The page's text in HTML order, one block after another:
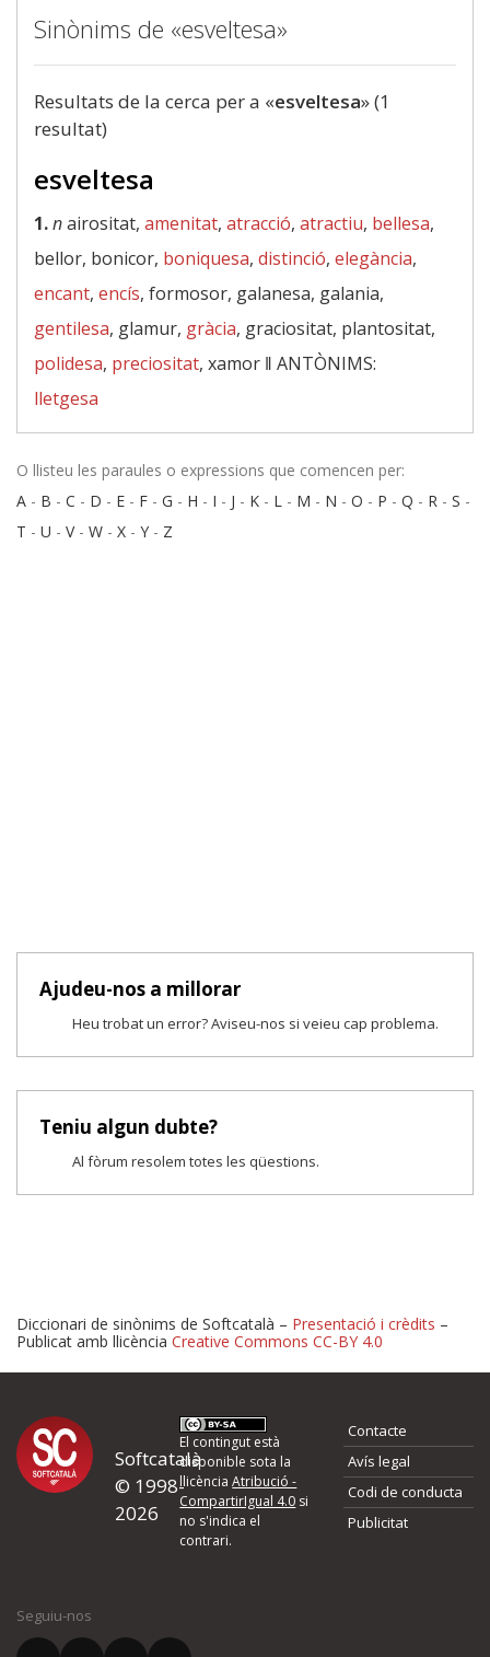
Sinònims de «esveltesa»
Resultats de la cerca per a «esveltesa» (1
resultat)
esveltesa
1.nairositat, amenitat, atracció, atractiu, bellesa,
bellor, bonicor, boniquesa, distinció, elegància,
encant, encís, formosor, galanesa, galania,
gentilesa, glamur, gràcia, graciositat, plantositat,
polidesa, preciositat, xamor ‖ ANTÒNIMS:
lletgesa
O llisteu les paraules o expressions que comencen per:
A - B - C - D - E - F - G - H - I - J - K - L - M - N - O - P - Q - R - S -
T - U - V- W - X - Y - Z
Ajudeu-nos a millorar
Heu trobat un error? Aviseu-nos si veieu cap problema.
Teniu algun dubte?
Al fòrum resolem totes les qüestions.
Proposeu-nos millores o
d'errors
Si heu trobat un error o voleu proposar alguna millora, ompliu els
quina és la millora que proposeu o l'error del qual voleu informar-
Diccionari de sinònims de Softcatalà – Presentació i crèdits –
Publicat amb llicència Creative Commons CC-BY 4.0
Softcatalà
© 1998-
2026
El contingut està
disponible sota la
llicènciaAtribució -
CompartirIgual 4.0 si
no s'indica el
contrari.
Contacte
Avís legal
Codi de conducta
Publicitat
Seguiu-nos